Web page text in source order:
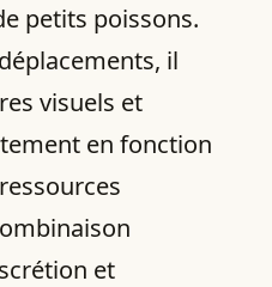
petits poissons.
il
visuels et
en fonction
et